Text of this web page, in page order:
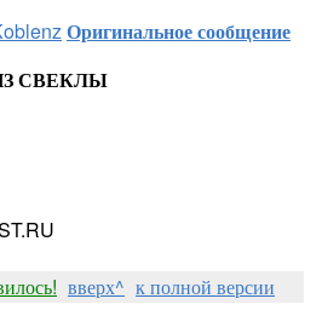
Оригинальное сообщение
СВЕКЛЫ
вверх^ к полной версии